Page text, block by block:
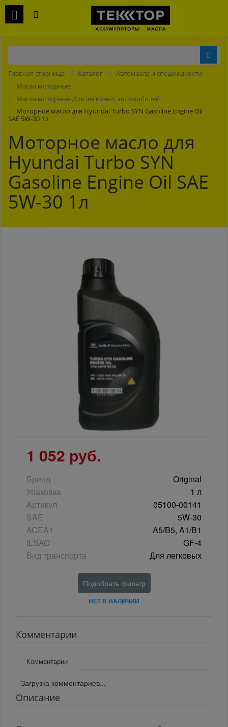
Главная страница Каталог
Автомасла и спецжидкости
Масла моторные
Масла моторные Для легковых автомобилей
Моторное масло для Hyundai Turbo SYN Gasoline Engine Oil
SAE 5W-30 1л
Моторное масло для
Hyundai Turbo SYN
Gasoline Engine Oil SAE
5W-30 1л
1 052 руб.
Бренд
Original
Упаковка
1 л
Артикул
05100-00141
SAE
5W-30
ACEA1
A5/B5, A1/B1
ILSAC
GF-4
Вид транспорта
Для легковых
Подобрать фильтр
НЕТ В НАЛИЧИИ
Комментарии
Комментарии
Загрузка комментариев...
Описание